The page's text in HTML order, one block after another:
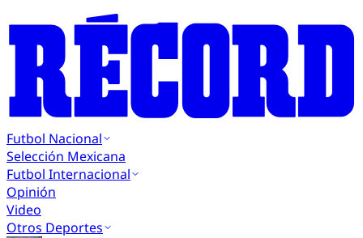
Futbol Nacional
Selección Mexicana
Futbol Internacional
Opinión
Video
Otros Deportes